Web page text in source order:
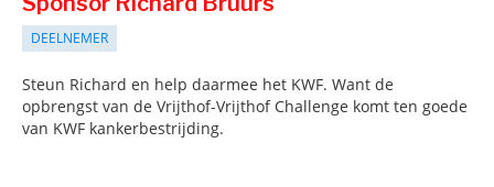
DEELNEMER
Steun Richard en help daarmee het KWF. Want de
opbrengst van de Vrijthof-Vrijthof Challenge komt ten goede
van KWF kankerbestrijding.